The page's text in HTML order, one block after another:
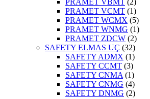
PRAMET VBMT (2)
PRAMET VCMT (1)
PRAMET WCMX (5)
PRAMET WNMG (1)
PRAMET ZDCW (2)
SAFETY ELMAS UÇ (32)
SAFETY ADMX (1)
SAFETY CCMT (3)
SAFETY CNMA (1)
SAFETY CNMG (4)
SAFETY DNMG (2)